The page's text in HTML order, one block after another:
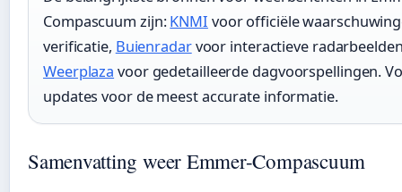
Compascuum zijn:KNMI voor officiële
verificatie, Buienradarvoor interactieve
Weerplaza voor gedetailleerde dagvoorspellingen.
updates voor de meest accurate informatie.
Samenvatting weer Emmer-Compascuum